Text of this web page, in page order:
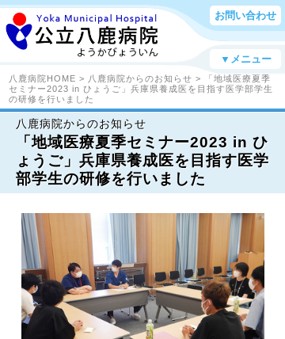
お問い合わせ
▼メニュー
八鹿病院HOME > 八鹿病院からのお知らせ > 「地域医療夏季
セミナー2023 in ひょうご」兵庫県養成医を目指す医学部学生
の研修を行いました
八鹿病院からのお知らせ
「地域医療夏季セミナー2023 in ひ
ょうご」兵庫県養成医を目指す医学
部学生の研修を行いました